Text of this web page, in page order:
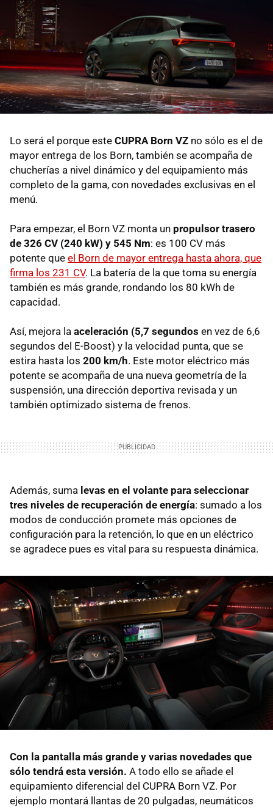
Lo será el porque este CUPRA Born VZ no sólo es el de
mayor entrega de los Born, también se acompaña de
chucherías a nivel dinámico y del equipamiento más
completo de la gama, con novedades exclusivas en el
menú.
Para empezar, el Born VZ monta un propulsor trasero
de 326 CV (240 kW) y 545 Nm: es 100 CV más
potente que el Born de mayor entrega hasta ahora, que
firma los 231 CV. La batería de la que toma su energía
también es más grande, rondando los 80 kWh de
capacidad.
Así, mejora la aceleración (5,7 segundos en vez de 6,6
segundos del E-Boost) y la velocidad punta, que se
estira hasta los 200 km/h. Este motor eléctrico más
potente se acompaña de una nueva geometría de la
suspensión, una dirección deportiva revisada y un
también optimizado sistema de frenos.
Además, suma levas en el volante para seleccionar
tres niveles de recuperación de energía: sumado a los
modos de conducción promete más opciones de
configuración para la retención, lo que en un eléctrico
se agradece pues es vital para su respuesta dinámica.
Con la pantalla más grande y varias novedades que
sólo tendrá esta versión. A todo ello se añade el
equipamiento diferencial del CUPRA Born VZ. Por
ejemplo montará llantas de 20 pulgadas, neumáticos